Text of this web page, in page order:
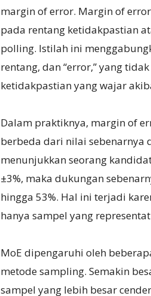
margin of error. Margin of
pada rentang ketidakpastian
polling. Istilah ini
rentang, dan “error,” yang
ketidakpastian yang wajar
Dalam praktiknya, margin of
berbeda dari nilai sebenarnya
menunjukkan seorang
±3%, maka dukungan
hingga 53%. Hal ini terjadi
hanya sampel yang
MoE dipengaruhi oleh
metode sampling. Semakin
sampel yang lebih besar